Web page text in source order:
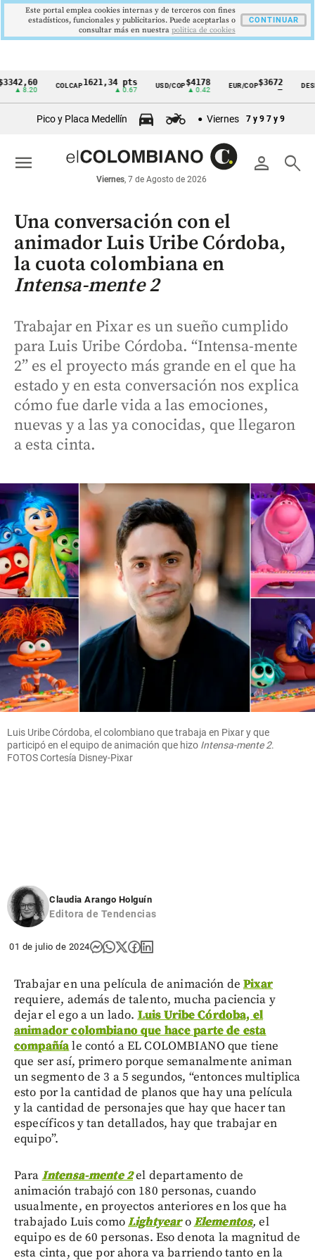
Cintillo
económicos
Colombia
COLCAP1621,34 pts USD/COP$4178
▲ 0.42
EUR/COP$3672
—
Pico y Placa Medellín Viernes 7 y 9 7 y 9
person search
Viernes, 7 de Agosto de 2026
menu
Una conversación con el
animador Luis Uribe Córdoba,
la cuota colombiana en
Intensa-mente 2
Trabajar en Pixar es un sueño cumplido
para Luis Uribe Córdoba. “Intensa-mente
2” es el proyecto más grande en el que ha
estado y en esta conversación nos explica
cómo fue darle vida a las emociones,
nuevas y a las ya conocidas, que llegaron
a esta cinta.
Luis Uribe Córdoba, el colombiano que trabaja en Pixar y que
participó en el equipo de animación que hizo Intensa-mente 2.
FOTOS Cortesía Disney-Pixar
Claudia Arango Holguín
Editora de Tendencias
01 de julio de 2024
Trabajar en una película de animación dePixar
requiere, además de talento, mucha paciencia y
dejar el ego a un lado. Luis Uribe Córdoba, el
animador colombiano que hace parte de esta
compañíale contó a EL COLOMBIANO que tiene
que ser así, primero porque semanalmente animan
un segmento de 3 a 5 segundos, “entonces multiplica
esto por la cantidad de planos que hay una película
y la cantidad de personajes que hay que hacer tan
específicos y tan detallados, hay que trabajar en
equipo”.
Para Intensa-mente 2el departamento de
animación trabajó con 180 personas, cuando
usualmente, en proyectos anteriores en los que ha
trabajado Luis comoLightyear oElementos, el
equipo es de 60 personas. Eso denota la magnitud de
esta cinta, que por ahora va barriendo tanto en la
Este portal emplea cookies internas y de terceros con fines
estadísticos, funcionales y publicitarios. Puede aceptarlas o
consultar más en nuestra politica de cookies
CONTINUAR